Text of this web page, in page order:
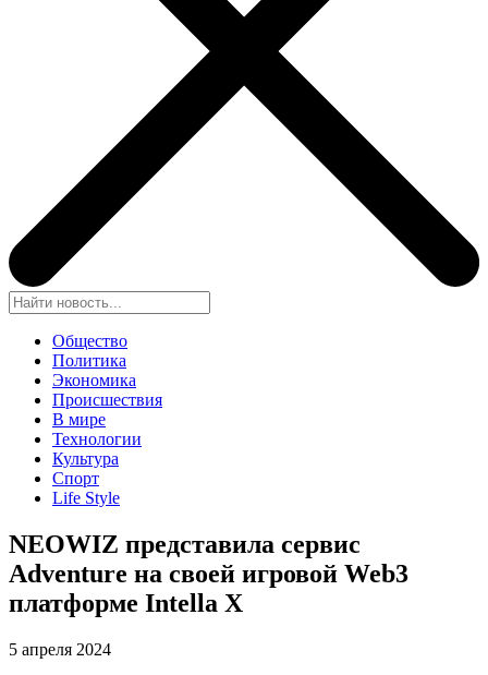
Общество
Политика
Экономика
Происшествия
В мире
Технологии
Культура
Спорт
Life Style
NEOWIZ представила сервис
Adventure на своей игровой Web3
платформе Intella X
5 апреля 2024